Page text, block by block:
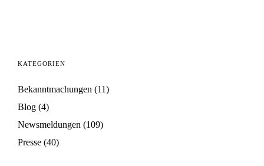
KATEGORIEN
Bekanntmachungen (11)
Blog (4)
Newsmeldungen (109)
Presse (40)